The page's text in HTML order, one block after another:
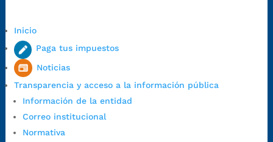
Inicio
Paga tus impuestos
Noticias
Transparencia y acceso a la información pública
Información de la entidad
Correo institucional
Normativa
Colombia
Código Postal:
Horario de Atención:
1:00 p.m. a 5:30 p.m. / viernes jornada continua en el horario de
7:00 a.m. a 5:00 p.m., con 30 minutos de descanso al medio día.
Horario de Atención CAME (Central):
Lunes a jueves: 7:00 a.m. a 12:00 m y de 1:00 p.m. a 5:30 p.m.
Viernes: 7:00 a.m. a 5:00 p.m. en Jornada Continua con